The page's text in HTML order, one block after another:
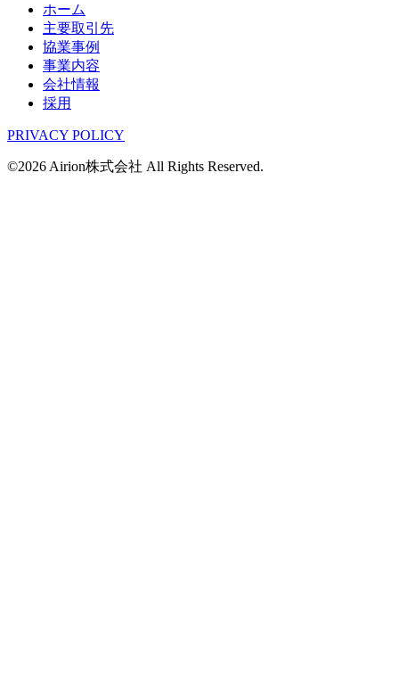
ホーム
主要取引先
協業事例
事業内容
会社情報
採用
PRIVACY POLICY
©2026 Airion株式会社 All Rights Reserved.